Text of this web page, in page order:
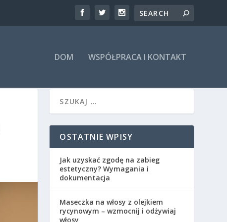
DOM WSPÓŁPRACA I KONTAKT
OSTATNIE WPISY
Jak uzyskać zgodę na zabieg
estetyczny? Wymagania i
dokumentacja
Maseczka na włosy z olejkiem
rycynowym – wzmocnij i odżywiaj
włosy